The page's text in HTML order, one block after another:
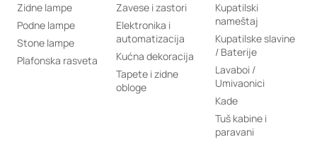
Zidne lampe
Podne lampe
Stone lampe
Plafonska rasveta
Zavese i zastori
Elektronika i
automatizacija
Kućna dekoracija
Tapete i zidne
obloge
Kupatilski
nameštaj
Kupatilske slavine
/ Baterije
Lavaboi /
Umivaonici
Kade
Tuš kabine i
paravani